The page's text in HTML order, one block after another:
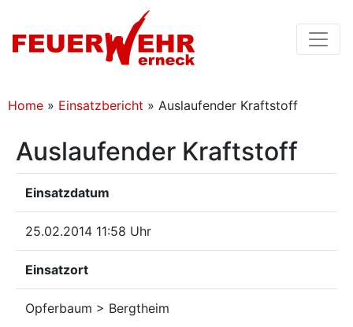
Home » Einsatzbericht » Auslaufender Kraftstoff
Auslaufender Kraftstoff
Einsatzdatum
25.02.2014 11:58 Uhr
Einsatzort
Opferbaum > Bergtheim